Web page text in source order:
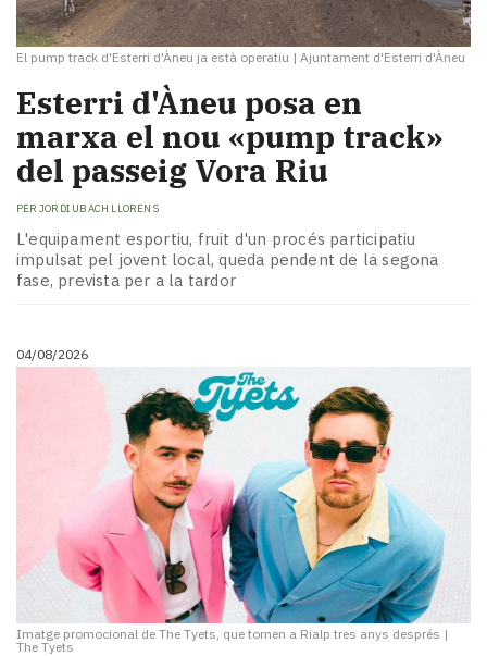
El pump track d'Esterri d'Àneu ja està operatiu | Ajuntament d'Esterri d'Àneu
Esterri d'Àneu posa en
marxa el nou «pump track»
del passeig Vora Riu
PER JORDI UBACH LLORENS
L'equipament esportiu, fruit d'un procés participatiu
impulsat pel jovent local, queda pendent de la segona
fase, prevista per a la tardor
04/08/2026
Imatge promocional de The Tyets, que tornen a Rialp tres anys després |
The Tyets